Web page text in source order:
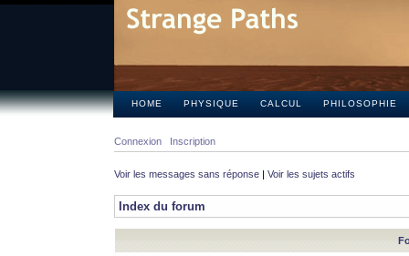
HOME PHYSIQUE CALCUL PHILOSOPHIE
Connexion Inscription
Voir les messages sans réponse | Voir les sujets actifs
Index du forum